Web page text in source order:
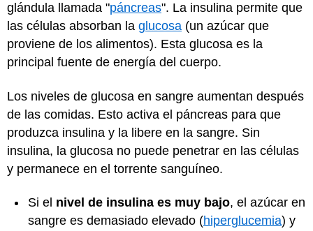
glándula llamada "páncreas". La insulina permite que
las células absorban la glucosa (un azúcar que
proviene de los alimentos). Esta glucosa es la
principal fuente de energía del cuerpo.
Los niveles de glucosa en sangre aumentan después
de las comidas. Esto activa el páncreas para que
produzca insulina y la libere en la sangre. Sin
insulina, la glucosa no puede penetrar en las células
y permanece en el torrente sanguíneo.
Si el nivel de insulina es muy bajo, el azúcar en
sangre es demasiado elevado (hiperglucemia) y